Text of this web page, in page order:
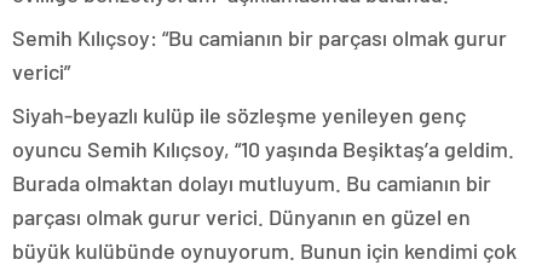
Semih Kılıçsoy: “Bu camianın bir parçası olmak gurur
verici”
Siyah-beyazlı kulüp ile sözleşme yenileyen genç
oyuncu Semih Kılıçsoy, “10 yaşında Beşiktaş’a geldim.
Burada olmaktan dolayı mutluyum. Bu camianın bir
parçası olmak gurur verici. Dünyanın en güzel en
büyük kulübünde oynuyorum. Bunun için kendimi çok